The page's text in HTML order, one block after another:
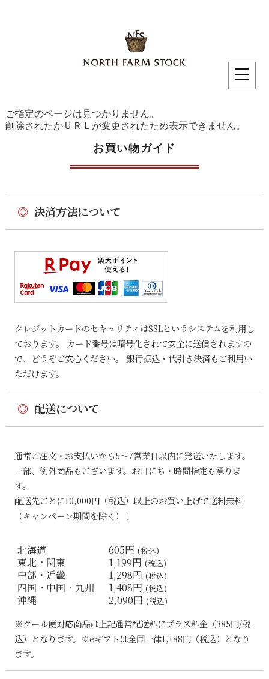
ご指定のページは見つかりません。
削除されたかＵＲＬが変更されたため表示できません。
お買い物ガイド
◎ 決済方法について
クレジットカードのセキュリティはSSLというシステムを利用し
ております。 カード番号は暗号化されて安全に送信されますの
で、どうぞご安心ください。 銀行振込・代引き決済もご利用い
ただけます。
◎ 配送について
通常ご注文・お支払いから5〜7営業日以内に発送いたします。
一部、例外商品もございます。お日にち・時間指定も承りま
す。
配送先ごとに10,000円（税込）以上のお買い上げで送料無料
（キャンペーン期間を除く）！
北海道 605円 (税込)
東北・関東 1,199円 (税込)
中部・近畿 1,298円 (税込)
四国・中国・九州 1,408円 (税込)
沖縄 2,090円 (税込)
※クール便対応商品は上記通常配送料にプラス料金（385円/税
込）となります。※eギフトは全国一律1,188円（税込）となり
ます。